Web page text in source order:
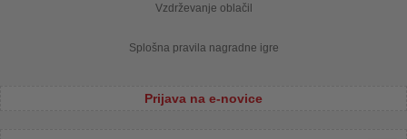
Vzdrževanje oblačil
Splošna pravila nagradne igre
Prijava na e-novice